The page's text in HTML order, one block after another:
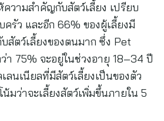
ความสำคัญกับสัตว์เลี้ยง เปรียบ
ครัว และอีก 66% ของผู้เลี้ยงมี
สัตว์เลี้ยงของตนมาก ซึ่ง Pet
า 75% จะอยู่ในช่วงอายุ 18–34 ปี
ลนเนียลที่มีสัตว์เลี้ยงเป็นของตัว
มว่าจะเลี้ยงสัตว์เพิ่มขึ้นภายใน 5